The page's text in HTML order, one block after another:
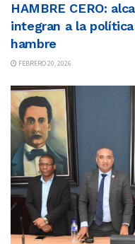
HAMBRE CERO:
integran a la
hambre
FEBRERO 20, 2026